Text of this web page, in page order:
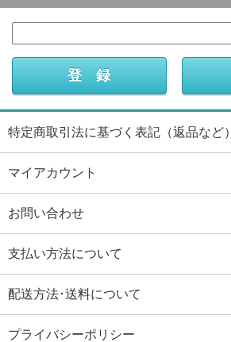
特定商取引法に基づく表記（返品など）
マイアカウント
お問い合わせ
支払い方法について
配送方法･送料について
プライバシーポリシー